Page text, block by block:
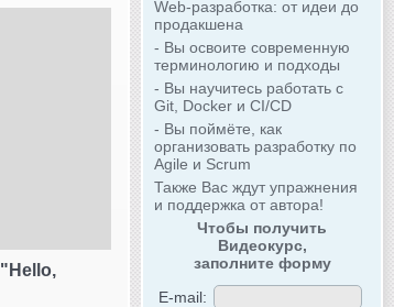
Web-разработка: от идеи до
продакшена
- Вы освоите современную
терминологию и подходы
- Вы научитесь работать с
Git, Docker и CI/CD
- Вы поймёте, как
организовать разработку по
Agile и Scrum
Также Вас ждут упражнения
и поддержка от автора!
Чтобы получить
Видеокурс,
заполните форму
E-mail:
"Hello,